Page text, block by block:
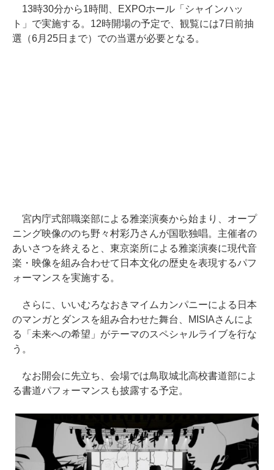
13時30分から1時間、EXPOホール「シャインハッ
ト」で実施する。12時開場の予定で、観覧には7日前抽
選（6月25日まで）での当選が必要となる。
宮内庁式部職楽部による雅楽演奏から始まり、オープ
ニング映像ののち野々村彩乃さんが国歌独唱。主催者の
あいさつを終えると、東京楽所による雅楽演奏に現代音
楽・映像を組み合わせて日本文化の歴史を表現するパフ
ォーマンスを実施する。
さらに、いいむろなおきマイムカンパニーによる日本
のマンガとダンスを組み合わせた舞台、MISIAさんによ
る「未来への希望」がテーマのスペシャルライブを行な
う。
なお開会に先立ち、会場では鳥取城北高校書道部によ
る書道パフォーマンスも披露する予定。